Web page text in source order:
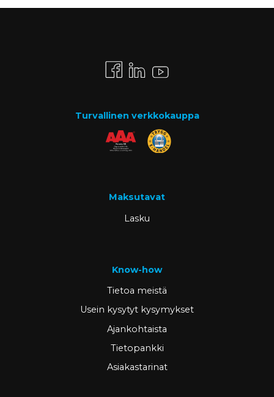
Turvallinen verkkokauppa
Maksutavat
Lasku
Know-how
Tietoa meistä
Usein kysytyt kysymykset
Ajankohtaista
Tietopankki
Asiakastarinat